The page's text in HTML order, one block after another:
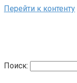
Перейти к контенту
Поиск: